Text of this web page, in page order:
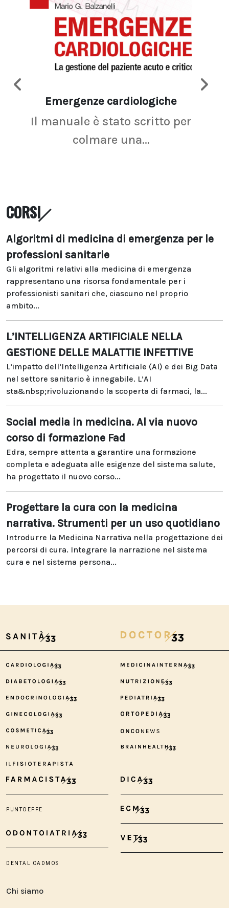
Emergenze cardiologiche
Il manuale è stato scritto per
colmare una...
CORSI
Algoritmi di medicina di emergenza per le
professioni sanitarie
Gli algoritmi relativi alla medicina di emergenza
rappresentano una risorsa fondamentale per i
professionisti sanitari che, ciascuno nel proprio
ambito...
L’INTELLIGENZA ARTIFICIALE NELLA
GESTIONE DELLE MALATTIE INFETTIVE
L’impatto dell’Intelligenza Artificiale (AI) e dei Big Data
nel settore sanitario è innegabile. L’AI
sta&nbsp;rivoluzionando la scoperta di farmaci, la...
Social media in medicina. Al via nuovo
corso di formazione Fad
Edra, sempre attenta a garantire una formazione
completa e adeguata alle esigenze del sistema salute,
ha progettato il nuovo corso...
Progettare la cura con la medicina
narrativa. Strumenti per un uso quotidiano
Introdurre la Medicina Narrativa nella progettazione dei
percorsi di cura. Integrare la narrazione nel sistema
cura e nel sistema persona...
Chi siamo